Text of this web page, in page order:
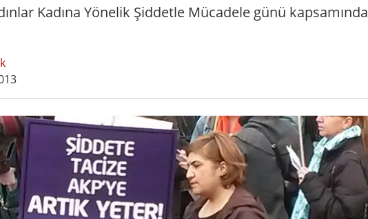
Kadına Yönelik Şiddetle Mücadele günü kapsamında